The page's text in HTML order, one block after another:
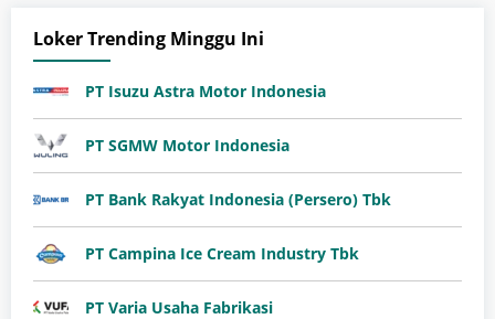
Loker Trending Minggu Ini
PT Isuzu Astra Motor Indonesia
PT SGMW Motor Indonesia
PT Bank Rakyat Indonesia (Persero) Tbk
PT Campina Ice Cream Industry Tbk
PT Varia Usaha Fabrikasi